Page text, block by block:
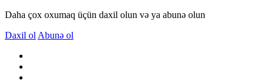
Daha çox oxumaq üçün daxil olun və ya abunə olun
Daxil ol Abunə ol